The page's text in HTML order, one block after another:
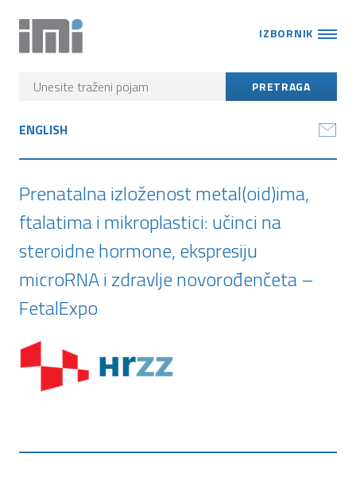
IZBORNIK
ENGLISH
Prenatalna izloženost metal(oid)ima,
ftalatima i mikroplastici: učinci na
steroidne hormone, ekspresiju
microRNA i zdravlje novorođenčeta –
FetalExpo